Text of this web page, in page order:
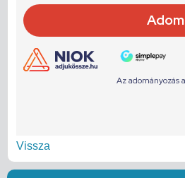
Vissza